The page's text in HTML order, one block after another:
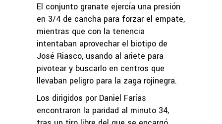
El conjunto granate ejercía una presión
en 3/4 de cancha para forzar el empate,
mientras que con la tenencia
intentaban aprovechar el biotipo de
José Riasco, usando al ariete para
pivotear y buscarlo en centros que
llevaban peligro para la zaga rojinegra.
Los dirigidos por Daniel Farías
encontraron la paridad al minuto 34,